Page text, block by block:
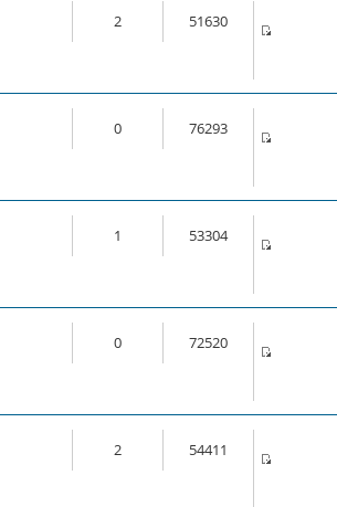
2 51630
0 76293
1 53304
0 72520
2 54411